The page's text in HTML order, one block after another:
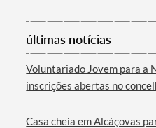
últimas notícias
Voluntariado Jovem para a
inscrições abertas no
Casa cheia em Alcáçovas